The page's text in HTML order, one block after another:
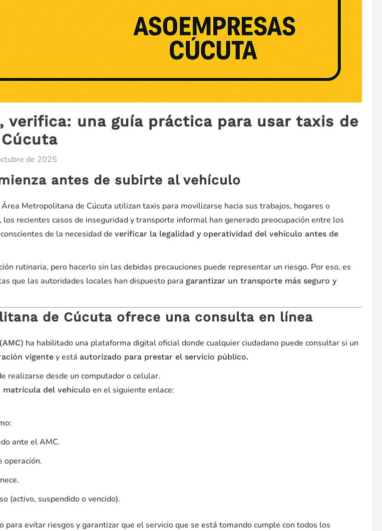
verifica: una guía práctica para usar taxis de
de 2025
antes de subirte al vehículo
Metropolitana de Cúcuta utilizan taxis para movilizarse hacia sus trabajos, hogares o
recientes casos de inseguridad y transporte informal han generado preocupación entre los
de la necesidad de verificar la legalidad y operatividad del vehículo antes de
rutinaria, pero hacerlo sin las debidas precauciones puede representar un riesgo. Por eso, es
que las autoridades locales han dispuesto para garantizar un transporte más seguro y
de Cúcuta ofrece una consulta en línea
ha habilitado una plataforma digital oficial donde cualquier ciudadano puede consultar si un
vigente y está autorizado para prestar el servicio público.
realizarse desde un computador o celular.
matrícula del vehículo en el siguiente enlace:
ante el AMC.
operación.
(activo, suspendido o vencido).
para evitar riesgos y garantizar que el servicio que se está tomando cumple con todos los